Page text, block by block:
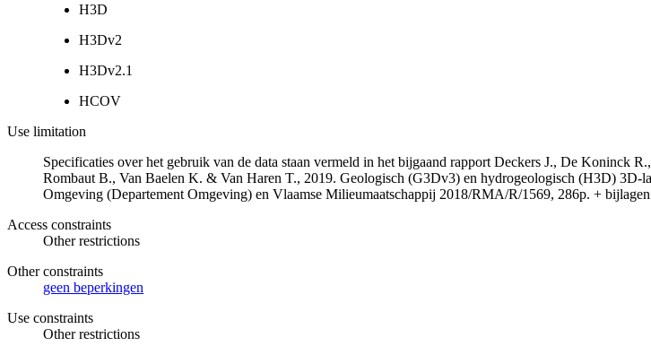
H3D
H3Dv2
H3Dv2.1
HCOV
Use limitation
Specificaties over het gebruik van de data staan vermeld in het bijgaand rapport Deckers J., De
Rombaut B., Van Baelen K. & Van Haren T., 2019. Geologisch (G3Dv3) en hydrogeologisch (H3D) 3D-
Omgeving (Departement Omgeving) en Vlaamse Milieumaatschappij 2018/RMA/R/1569, 286p. + bijlagen
Access constraints
Other restrictions
Other constraints
geen beperkingen
Use constraints
Other restrictions